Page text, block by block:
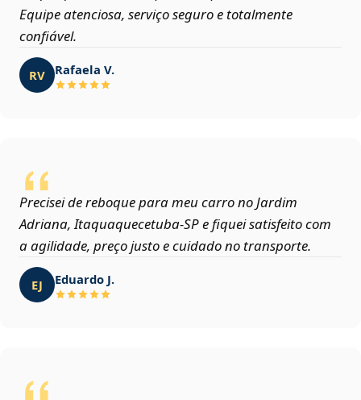
Equipe atenciosa, serviço seguro e totalmente
confiável.
RV Rafaela V.
Precisei de reboque para meu carro no Jardim
Adriana, Itaquaquecetuba‑SP e fiquei satisfeito com
a agilidade, preço justo e cuidado no transporte.
EJ Eduardo J.